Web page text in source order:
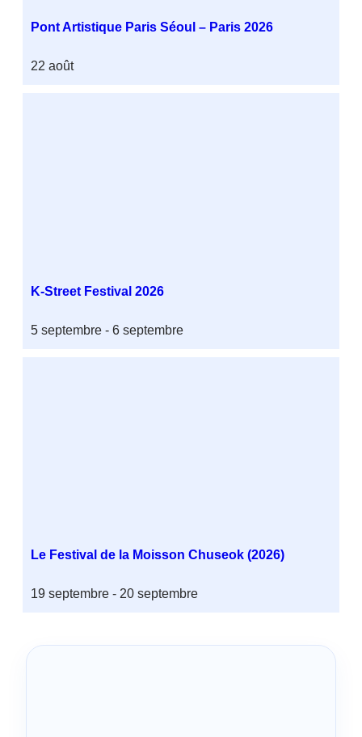
Pont Artistique Paris Séoul – Paris 2026
22 août
K-Street Festival 2026
5 septembre - 6 septembre
Le Festival de la Moisson Chuseok (2026)
19 septembre - 20 septembre